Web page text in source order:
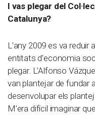
I vas plegar del
Catalunya?
L’any 2009 es va reduir
entitats d’economia
plegar. L’Alfonso
van plantejar de fundar
desenvolupar els
M’era difícil imaginar